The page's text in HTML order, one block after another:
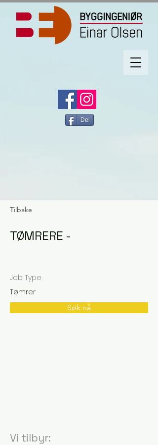
Del
Tilbake
TØMRERE -
Job Type
Tømrer
Søk nå
Vi tilbyr: